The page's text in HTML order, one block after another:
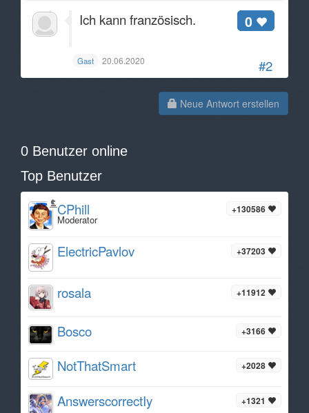
#2
0
Ich kann französisch.
Gast 20.06.2020
Neue Antwort erstellen
0 Benutzer online
Top Benutzer
+130586
CPhill
Moderator
+37203
ElectricPavlov
+11912
rosala
+3166
Bosco
+2028
NotThatSmart
+1321
AnswerscorrectIy